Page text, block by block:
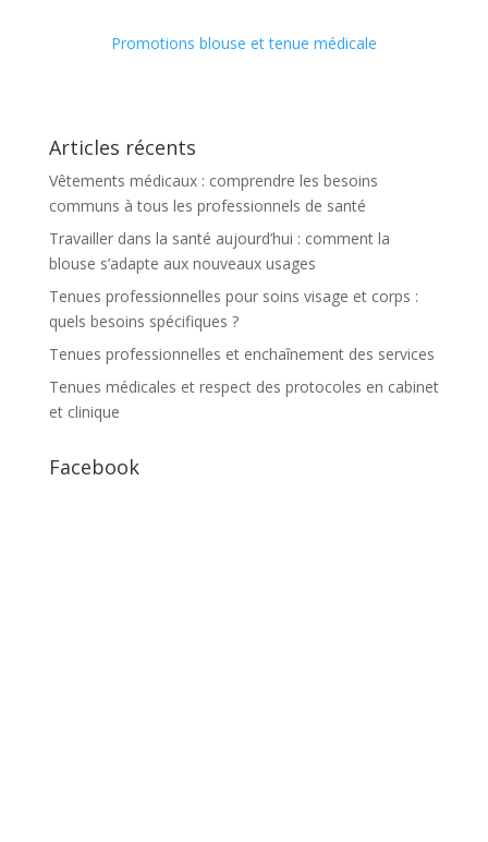
Promotions blouse et tenue médicale
Articles récents
Vêtements médicaux : comprendre les besoins
communs à tous les professionnels de santé
Travailler dans la santé aujourd’hui : comment la
blouse s’adapte aux nouveaux usages
Tenues professionnelles pour soins visage et corps :
quels besoins spécifiques ?
Tenues professionnelles et enchaînement des services
Tenues médicales et respect des protocoles en cabinet
et clinique
Facebook